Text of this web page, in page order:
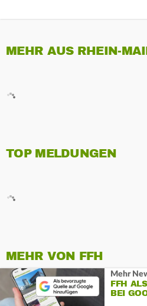
MEHR AUS RHEIN-
TOP MELDUNGEN
MEHR VON FFH
Mehr
FFH
BEI